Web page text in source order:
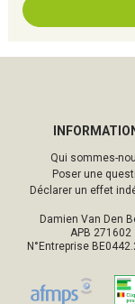
Qui sommes-
Poser une
Déclarer un effet
Damien Van Den
APB 271602
N°Entreprise